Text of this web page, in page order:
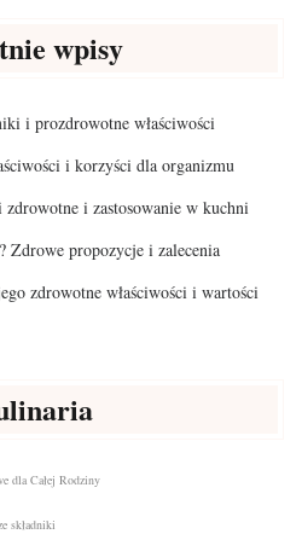
wpisy
i prozdrowotne właściwości
i korzyści dla organizmu
zdrowotne i zastosowanie w kuchni
Zdrowe propozycje i zalecenia
zdrowotne właściwości i wartości
dla Całej Rodziny
składniki